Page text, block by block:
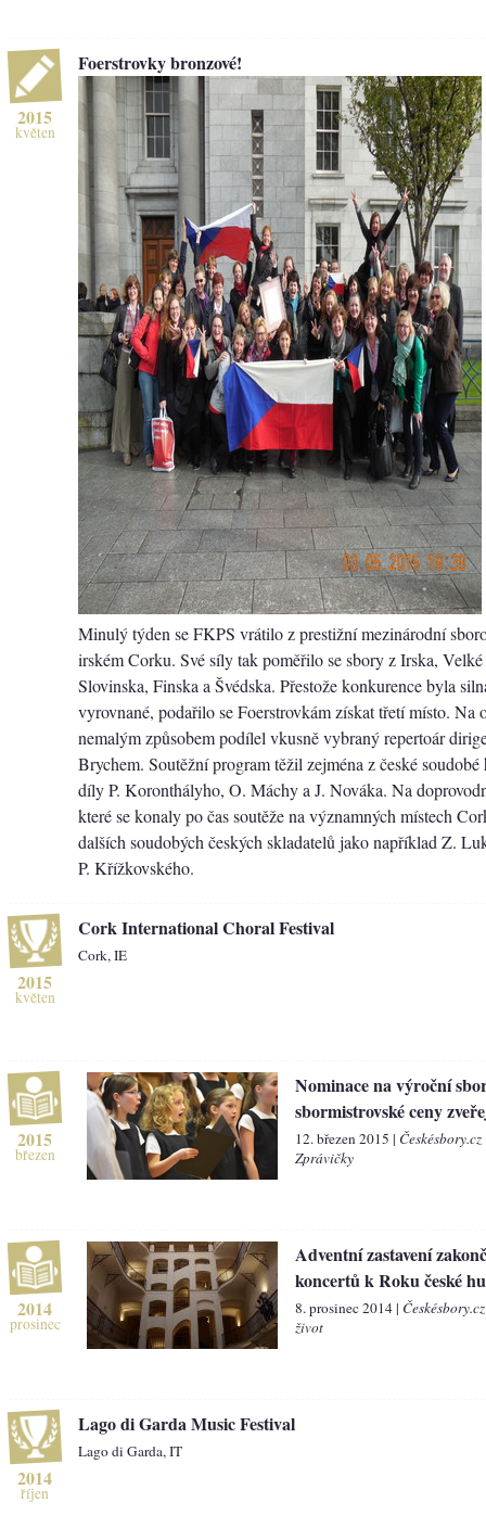
2015
květen
Foerstrovky bronzové!
Minulý týden se FKPS vrátilo z prestižní mezinárodní
irském Corku. Své síly tak poměřilo se sbory z Irska,
Slovinska, Finska a Švédska. Přestože konkurence byla
vyrovnané, podařilo se Foerstrovkám získat třetí místo. Na
nemalým způsobem podílel vkusně vybraný repertoár
Brychem. Soutěžní program těžil zejména z české soudobé
díly P. Koronthályho, O. Máchy a J. Nováka. Na
které se konaly po čas soutěže na významných místech
dalších soudobých českých skladatelů jako například Z.
P. Křížkovského.
2015
květen
Cork International Choral Festival
Cork, IE
2015
březen
Nominace na výroční
sbormistrovské ceny
12. březen 2015 |
Zprávičky
2014
prosinec
Adventní zastavení
koncertů k Roku české
8. prosinec 2014 |
život
2014
říjen
Lago di Garda Music Festival
Lago di Garda, IT